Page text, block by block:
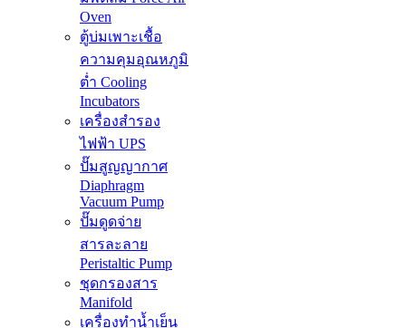
Oven
ตู้บ่มเพาะเชื้อ
ความคุมอุณหภูมิ
ต่ำ Cooling
Incubators
เครื่องสำรอง
ไฟฟ้า UPS
ปั๊มสูญญากาศ
Diaphragm
Vacuum Pump
ปั๊มดูดจ่าย
สารละลาย
Peristaltic Pump
ชุดกรองสาร
Manifold
เครื่องทำน้ำเย็น